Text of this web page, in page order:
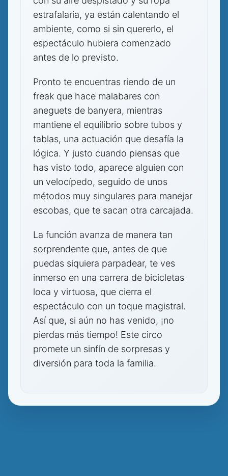
estrafalaria, ya están calentando el
ambiente, como si sin quererlo, el
espectáculo hubiera comenzado
antes de lo previsto.
Pronto te encuentras riendo de un
freak que hace malabares con
aneguets de banyera, mientras
mantiene el equilibrio sobre tubos y
tablas, una actuación que desafía la
lógica. Y justo cuando piensas que
has visto todo, aparece alguien con
un velocípedo, seguido de unos
métodos muy singulares para manejar
escobas, que te sacan otra carcajada.
La función avanza de manera tan
sorprendente que, antes de que
puedas siquiera parpadear, te ves
inmerso en una carrera de bicicletas
loca y virtuosa, que cierra el
espectáculo con un toque magistral.
Así que, si aún no has venido, ¡no
pierdas más tiempo! Este circo
promete un sinfín de sorpresas y
diversión para toda la familia.